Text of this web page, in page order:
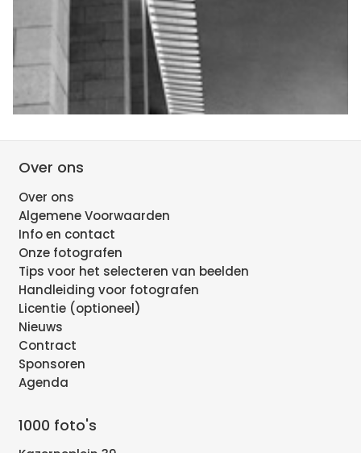
Over ons
Over ons
Algemene Voorwaarden
Info en contact
Onze fotografen
Tips voor het selecteren van beelden
Handleiding voor fotografen
Licentie (optioneel)
Nieuws
Contract
Sponsoren
Agenda
1000 foto's